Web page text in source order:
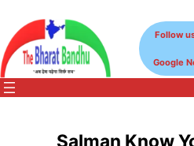
content
Follow
Google
Salman Know